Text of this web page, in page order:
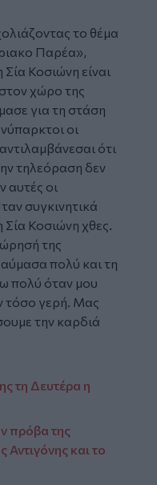
το θέμα
Παρέα»,
Κοσιώνη είναι
χώρο της
για τη στάση
οι
ότι
τηλεόραση δεν
αυτές οι
συγκινητικά
Σία Κοσιώνη χθες.
της
πολύ και τη
πολύ όταν μου
τόσο γερή. Μας
την καρδιά
τη Δευτέρα η
πρόβα της
και το